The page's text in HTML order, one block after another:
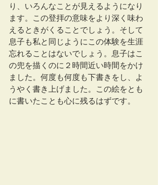
り、いろんなことが見えるようになり
ます。この登拝の意味をより深く味わ
えるときがくることでしょう。そして
息子も私と同じようにこの体験を生涯
忘れることはないでしょう。息子はこ
の兜を描くのに２時間近い時間をかけ
ました。何度も何度も下書きをし、よ
うやく書き上げました。この絵をとも
に書いたことも心に残るはずです。